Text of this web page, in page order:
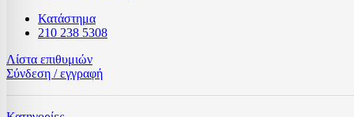
Κατάστημα
210 238 5308
Λίστα επιθυμιών
Σύνδεση / εγγραφή